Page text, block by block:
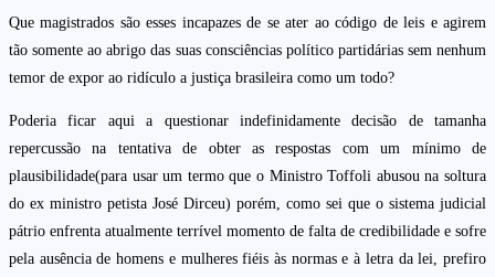
Que magistrados são esses incapazes de se ater ao código de leis e agirem
tão somente ao abrigo das suas consciências político partidárias sem nenhum
temor de expor ao ridículo a justiça brasileira como um todo?
Poderia ficar aqui a questionar indefinidamente decisão de tamanha
repercussão na tentativa de obter as respostas com um mínimo de
plausibilidade(para usar um termo que o Ministro Toffoli abusou na soltura
do ex ministro petista José Dirceu) porém, como sei que o sistema judicial
pátrio enfrenta atualmente terrível momento de falta de credibilidade e sofre
pela ausência de homens e mulheres fiéis às normas e à letra da lei, prefiro